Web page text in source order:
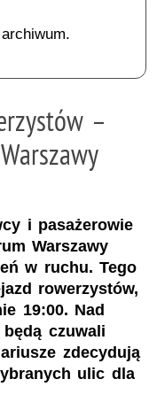
–
i pasażerowie
Warszawy
w ruchu. Tego
rowerzystów,
19:00. Nad
będą czuwali
zdecydują
ulic dla